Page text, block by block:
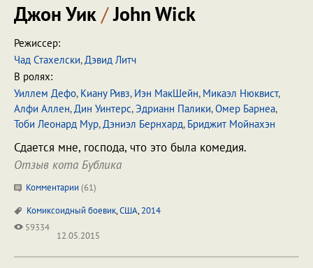
Джон Уик/John Wick
Режиссер:
Чад Стахелски,Дэвид Литч
В ролях:
Уиллем Дефо, Киану Ривз, Иэн МакШейн, Микаэл Нюквист,
Алфи Аллен,Дин Уинтерс,Эдрианн Палики,Омер Барнеа,
Тоби Леонард Мур,Дэниэл Бернхард, Бриджит Мойнахэн
Сдается мне, господа, что это была комедия.
Отзыв кота Бублика
Комментарии (61)
Комиксоидный боевик,США,2014
59334
12.05.2015